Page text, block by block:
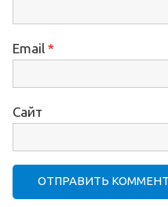
Email *
Сайт